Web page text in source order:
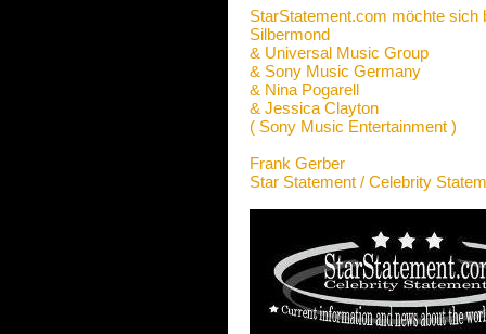
StarStatement.com möchte sich
Silbermond
& Universal Music Group
& Sony Music Germany
& Nina Pogarell
& Jessica Clayton
( Sony Music Entertainment )
Frank Gerber
Star Statement / Celebrity